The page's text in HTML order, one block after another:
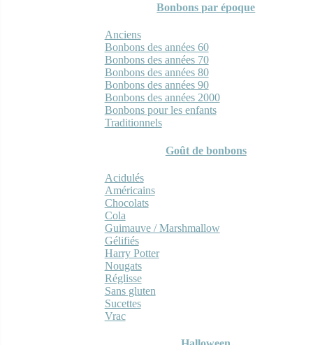
Bonbons par époque
Anciens
Bonbons des années 60
Bonbons des années 70
Bonbons des années 80
Bonbons des années 90
Bonbons des années 2000
Bonbons pour les enfants
Traditionnels
Goût de bonbons
Acidulés
Américains
Chocolats
Cola
Guimauve / Marshmallow
Gélifiés
Harry Potter
Nougats
Réglisse
Sans gluten
Sucettes
Vrac